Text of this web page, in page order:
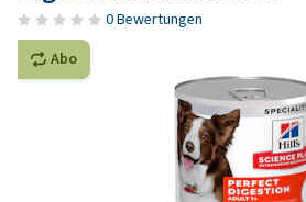
0 Bewertungen
Abo